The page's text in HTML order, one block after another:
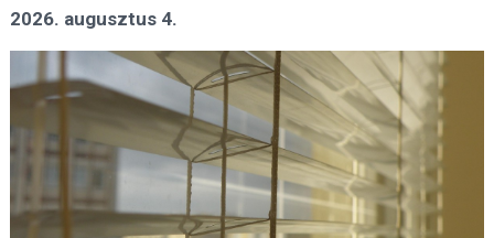
2026. augusztus 4.